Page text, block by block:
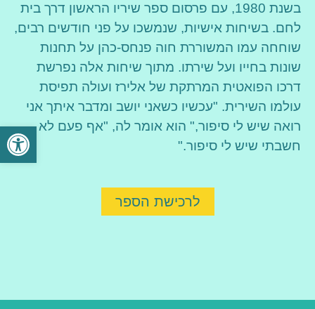
פתח
בשנת 1980, עם פרסום ספר שיריו הראשון דרך בית
לחם. בשיחות אישיות, שנמשכו על פני חודשים רבים,
שוחחה עמו המשוררת חוה פנחס-כהן על תחנות
שונות בחייו ועל שירתו. מתוך שיחות אלה נפרשת
דרכו הפואטית המרתקת של אלירז ועולה תפיסת
עולמו השירית. "עכשיו כשאני יושב ומדבר איתך אני
רואה שיש לי סיפור," הוא אומר לה, "אף פעם לא
חשבתי שיש לי סיפור."
לרכישת הספר